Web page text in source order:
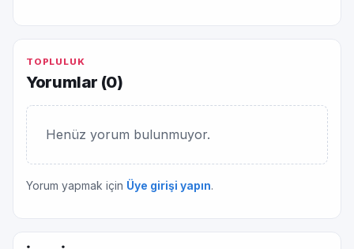
TOPLULUK
Yorumlar (0)
Henüz yorum bulunmuyor.
Yorum yapmak için Üye girişi yapın.